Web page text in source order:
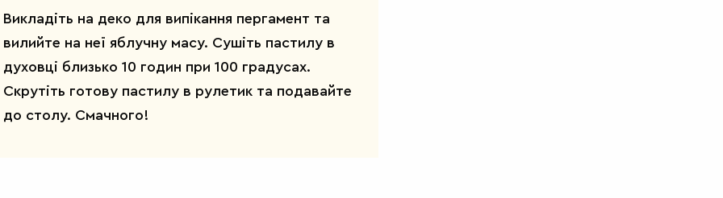
Викладіть на деко для випікання пергамент та
вилийте на неї яблучну масу. Сушіть пастилу в
духовці близько 10 годин при 100 градусах.
Скрутіть готову пастилу в рулетик та подавайте
до столу. Смачного!